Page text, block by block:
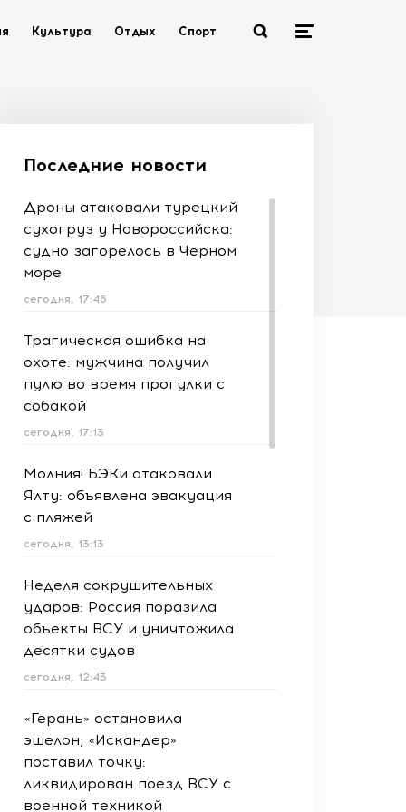
Культура Отдых Спорт
Последние новости
Дроны атаковали турецкий
сухогруз у Новороссийска:
судно загорелось в Чёрном
море
сегодня, 17:46
Трагическая ошибка на
охоте: мужчина получил
пулю во время прогулки с
собакой
сегодня, 17:13
Молния! БЭКи атаковали
Ялту: объявлена эвакуация
с пляжей
сегодня, 13:13
Неделя сокрушительных
ударов: Россия поразила
объекты ВСУ и уничтожила
десятки судов
сегодня, 12:43
«Герань» остановила
эшелон, «Искандер»
поставил точку:
ликвидирован поезд ВСУ с
военной техникой